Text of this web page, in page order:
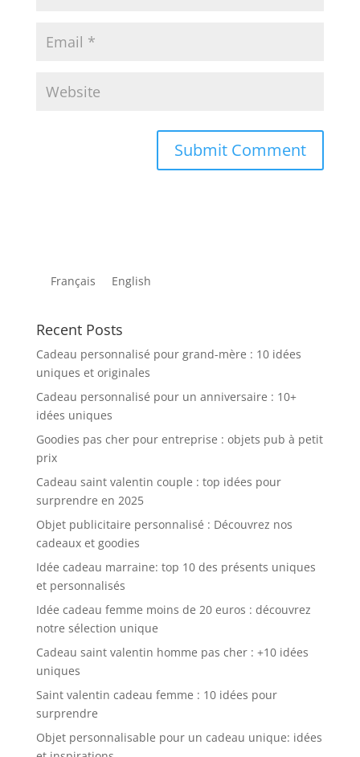
Français English
Recent Posts
Cadeau personnalisé pour grand-mère : 10 idées
uniques et originales
Cadeau personnalisé pour un anniversaire : 10+
idées uniques
Goodies pas cher pour entreprise : objets pub à petit
prix
Cadeau saint valentin couple : top idées pour
surprendre en 2025
Objet publicitaire personnalisé : Découvrez nos
cadeaux et goodies
Idée cadeau marraine: top 10 des présents uniques
et personnalisés
Idée cadeau femme moins de 20 euros : découvrez
notre sélection unique
Cadeau saint valentin homme pas cher : +10 idées
uniques
Saint valentin cadeau femme : 10 idées pour
surprendre
Objet personnalisable pour un cadeau unique: idées